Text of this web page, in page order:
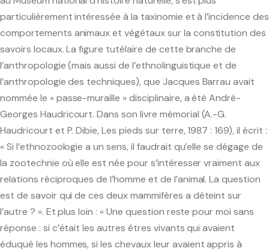
Le Centre de Documentation
Les Archives Scientifiques
Les éditions CREDO / Inalco
Pacific-Credo publications
particulièrement intéressée à la taxinomie et à l’incidence des
comportements animaux et végétaux sur la constitution des
savoirs locaux. La figure tutélaire de cette branche de
l’anthropologie (mais aussi de l’ethnolinguistique et de
l’anthropologie des techniques), que Jacques Barrau avait
nommée le « passe-muraille » disciplinaire, a été André-
Georges Haudricourt. Dans son livre mémorial (A.-G.
Haudricourt et P. Dibie, Les pieds sur terre, 1987 : 169), il écrit :
« Si l’ethnozoologie a un sens, il faudrait qu’elle se dégage de
la zootechnie où elle est née pour s’intéresser vraiment aux
relations réciproques de l’homme et de l’animal. La question
est de savoir qui de ces deux mammifères a déteint sur
l’autre ? ». Et plus loin : « Une question reste pour moi sans
réponse : si c’était les autres êtres vivants qui avaient
éduqué les hommes, si les chevaux leur avaient appris à